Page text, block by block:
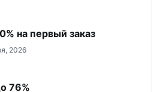
на первый заказ
2026
76%